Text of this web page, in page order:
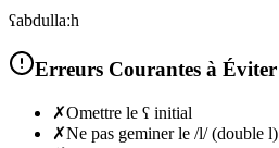
ʕabdullaːh
Erreurs Courantes à Éviter
✗Omettre le ʕ initial
✗Ne pas geminer le /l/ (double l)